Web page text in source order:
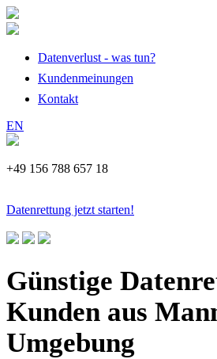
Datenverlust - was tun?
Kundenmeinungen
Kontakt
EN
+49 156 788 657 18
Datenrettung jetzt starten!
Günstige
Kunden aus
Umgebung